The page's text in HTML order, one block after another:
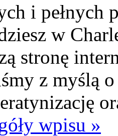
i pełnych
w
stronę
z myślą
wpisu »